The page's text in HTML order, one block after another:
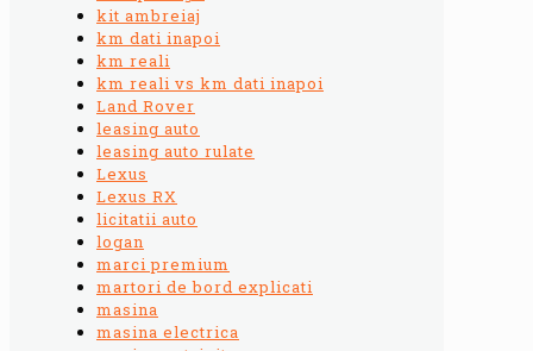
kit ambreiaj
km dati inapoi
km reali
km reali vs km dati inapoi
Land Rover
leasing auto
leasing auto rulate
Lexus
Lexus RX
licitatii auto
logan
marci premium
martori de bord explicati
masina
masina electrica